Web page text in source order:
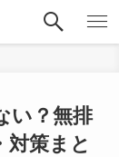
い？無排
対策まと